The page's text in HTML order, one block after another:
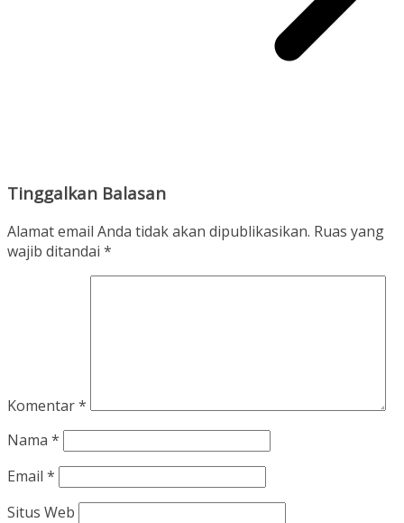
Tinggalkan Balasan
Alamat email Anda tidak akan dipublikasikan. Ruas yang
wajib ditandai *
Komentar*
Nama *
Email *
Situs Web